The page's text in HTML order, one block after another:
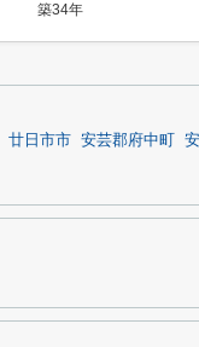
築34年
廿日市市 安芸郡府中町